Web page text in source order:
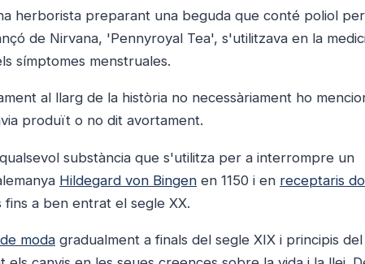
herborista preparant una beguda que conté poliol
de Nirvana, 'Pennyroyal Tea', s'utilitzava en la
símptomes menstruales.
al llarg de la història no necessàriament ho
produït o no dit avortament.
substància que s'utilitza per a interrompre un
Hildegard von Bingen en 1150 i en receptaris
a ben entrat el segle XX.
moda gradualment a finals del segle XIX i principis